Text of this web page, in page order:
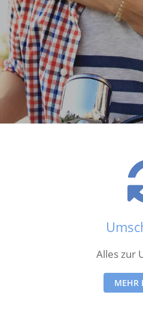
Alles zur
MEHR